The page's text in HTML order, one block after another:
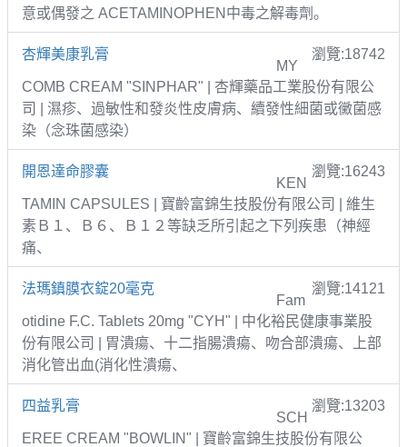
意或偶發之 ACETAMINOPHEN中毒之解毒劑。
杏輝美康乳膏 瀏覽:18742
MY
COMB CREAM "SINPHAR" | 杏輝藥品工業股份有限公
司 | 濕疹、過敏性和發炎性皮膚病、續發性細菌或黴菌感
染（念珠菌感染）
開恩達命膠囊 瀏覽:16243
KEN
TAMIN CAPSULES | 寶齡富錦生技股份有限公司 | 維生
素Ｂ１、Ｂ６、Ｂ１２等缺乏所引起之下列疾患（神經
痛、
法瑪鎮膜衣錠20毫克 瀏覽:14121
Fam
otidine F.C. Tablets 20mg "CYH" | 中化裕民健康事業股
份有限公司 | 胃潰瘍、十二指腸潰瘍、吻合部潰瘍、上部
消化管出血(消化性潰瘍、
四益乳膏 瀏覽:13203
SCH
EREE CREAM "BOWLIN" | 寶齡富錦生技股份有限公